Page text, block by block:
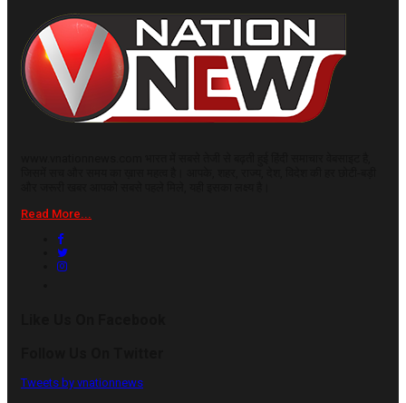
Read More...
Tweets by vnationnews